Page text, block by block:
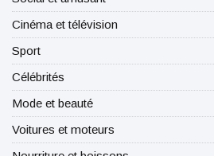
Cinéma et télévision
Sport
Célébrités
Mode et beauté
Voitures et moteurs